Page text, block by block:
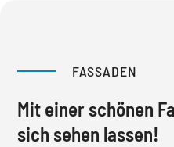
FASSADEN
Mit einer schönen
sich sehen lassen!